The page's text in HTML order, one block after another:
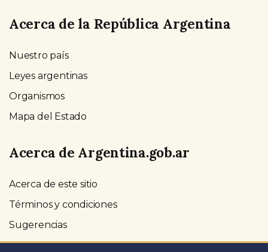
Acerca de la República Argentina
Nuestro país
Leyes argentinas
Organismos
Mapa del Estado
Acerca de Argentina.gob.ar
Acerca de este sitio
Términos y condiciones
Sugerencias